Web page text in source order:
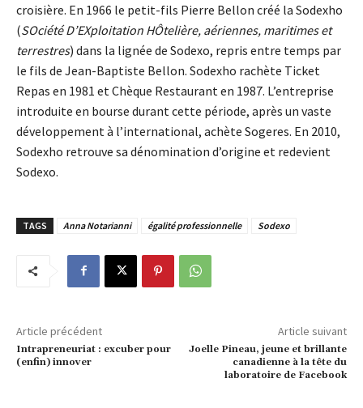
croisière. En 1966 le petit-fils Pierre Bellon créé la Sodexho
(SOciété D’EXploitation HÔtelière, aériennes, maritimes et
terrestres) dans la lignée de Sodexo, repris entre temps par
le fils de Jean-Baptiste Bellon. Sodexho rachète Ticket
Repas en 1981 et Chèque Restaurant en 1987. L’entreprise
introduite en bourse durant cette période, après un vaste
développement à l’international, achète Sogeres. En 2010,
Sodexho retrouve sa dénomination d’origine et redevient
Sodexo.
TAGS Anna Notarianni égalité professionnelle Sodexo
Article précédent
Intrapreneuriat : excuber pour
(enfin) innover
Article suivant
Joelle Pineau, jeune et brillante
canadienne à la tête du
laboratoire de Facebook